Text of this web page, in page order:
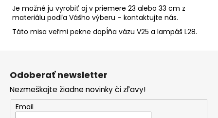
Je možné ju vyrobiť aj v priemere 23 alebo 33 cm z
materiálu podľa Vášho výberu – kontaktujte nás.
Táto misa veľmi pekne dopĺňa vázu V25 a lampáš L28.
Z
Odoberať newsletter
Nezmeškajte žiadne novinky či zľavy!
Email